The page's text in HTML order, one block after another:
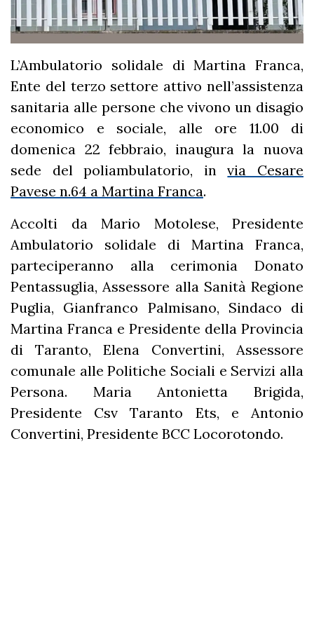
L’Ambulatorio solidale di Martina Franca,
Ente del terzo settore attivo nell’assistenza
sanitaria alle persone che vivono un disagio
economico e sociale, alle ore 11.00 di
domenica 22 febbraio, inaugura la nuova
sede del poliambulatorio, invia Cesare
Pavese n.64 a Martina Franca.
Accolti da Mario Motolese, Presidente
Ambulatorio solidale di Martina Franca,
parteciperanno alla cerimonia Donato
Pentassuglia, Assessore alla Sanità Regione
Puglia, Gianfranco Palmisano, Sindaco di
Martina Franca e Presidente della Provincia
di Taranto, Elena Convertini, Assessore
comunale alle Politiche Sociali e Servizi alla
Persona. Maria Antonietta Brigida,
Presidente Csv Taranto Ets, e Antonio
Convertini, Presidente BCC Locorotondo.